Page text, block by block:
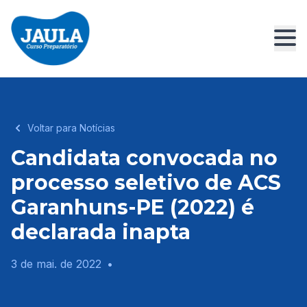
Voltar para Notícias
Candidata convocada no
processo seletivo de ACS
Garanhuns-PE (2022) é
declarada inapta
3 de mai. de 2022 •